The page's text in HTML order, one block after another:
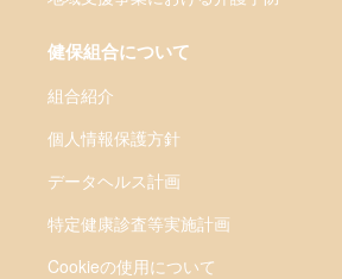
健保組合について
組合紹介
個人情報保護方針
データヘルス計画
特定健康診査等実施計画
Cookieの使用について